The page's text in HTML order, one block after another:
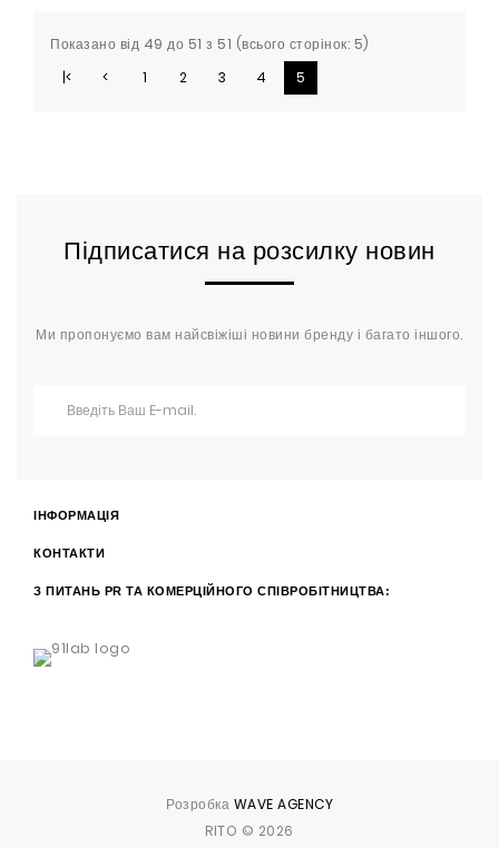
Показано від 49 до 51 з 51 (всього сторінок: 5)
|<
< 1 2 3 4 5
Підписатися на розсилку новин
Ми пропонуємо вам найсвіжіші новини бренду і багато іншого.
ІНФОРМАЦІЯ
КОНТАКТИ
З ПИТАНЬ PR ТА КОМЕРЦІЙНОГО СПІВРОБІТНИЦТВА:
Розробка WAVE AGENCY
RITO © 2026